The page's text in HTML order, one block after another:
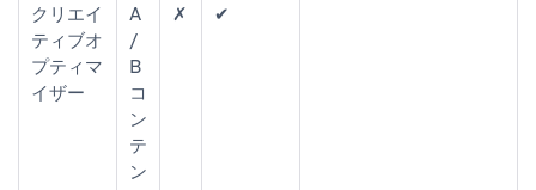
クリエイ
ティブオ
プティマ
イザー
A
/
B
コ
ン
テ
ン
✗ ✔